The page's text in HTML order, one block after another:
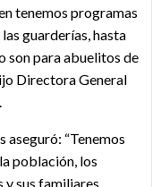
tenemos programas
guarderías, hasta
son para abuelitos de
Directora General
aseguró: “Tenemos
población, los
y sus familiares